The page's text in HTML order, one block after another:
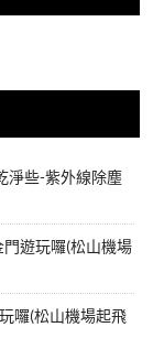
淨些-紫外線除塵
門遊玩囉(松山機場
囉(松山機場起飛